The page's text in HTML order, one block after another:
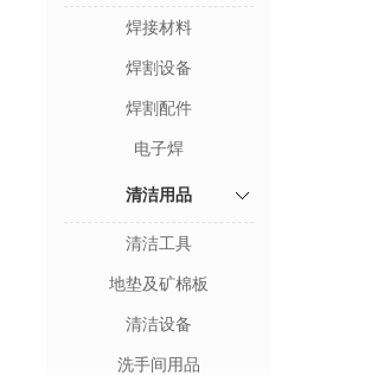
焊接材料
焊割设备
焊割配件
电子焊
清洁用品
清洁工具
地垫及矿棉板
清洁设备
洗手间用品